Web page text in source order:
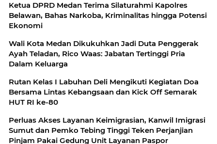
Ketua DPRD Medan Terima Silaturahmi Kapolres
Belawan, Bahas Narkoba, Kriminalitas hingga Potensi
Ekonomi
Wali Kota Medan Dikukuhkan Jadi Duta Penggerak
Ayah Teladan, Rico Waas: Jabatan Tertinggi Pria
Dalam Keluarga
Rutan Kelas I Labuhan Deli Mengikuti Kegiatan Doa
Bersama Lintas Kebangsaan dan Kick Off Semarak
HUT RI ke-80
Perluas Akses Layanan Keimigrasian, Kanwil Imigrasi
Sumut dan Pemko Tebing Tinggi Teken Perjanjian
Pinjam Pakai Gedung Unit Layanan Paspor